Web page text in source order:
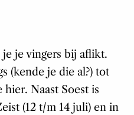
je je vingers bij aflikt.
(kende je die al?) tot
Naast Soest is
(12 t/m 14 juli) en in